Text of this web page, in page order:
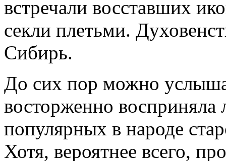
встречали восставших
секли плетьми.
Сибирь.
До сих пор можно
восторженно восприняла
популярных в народе
Хотя, вероятнее всего,